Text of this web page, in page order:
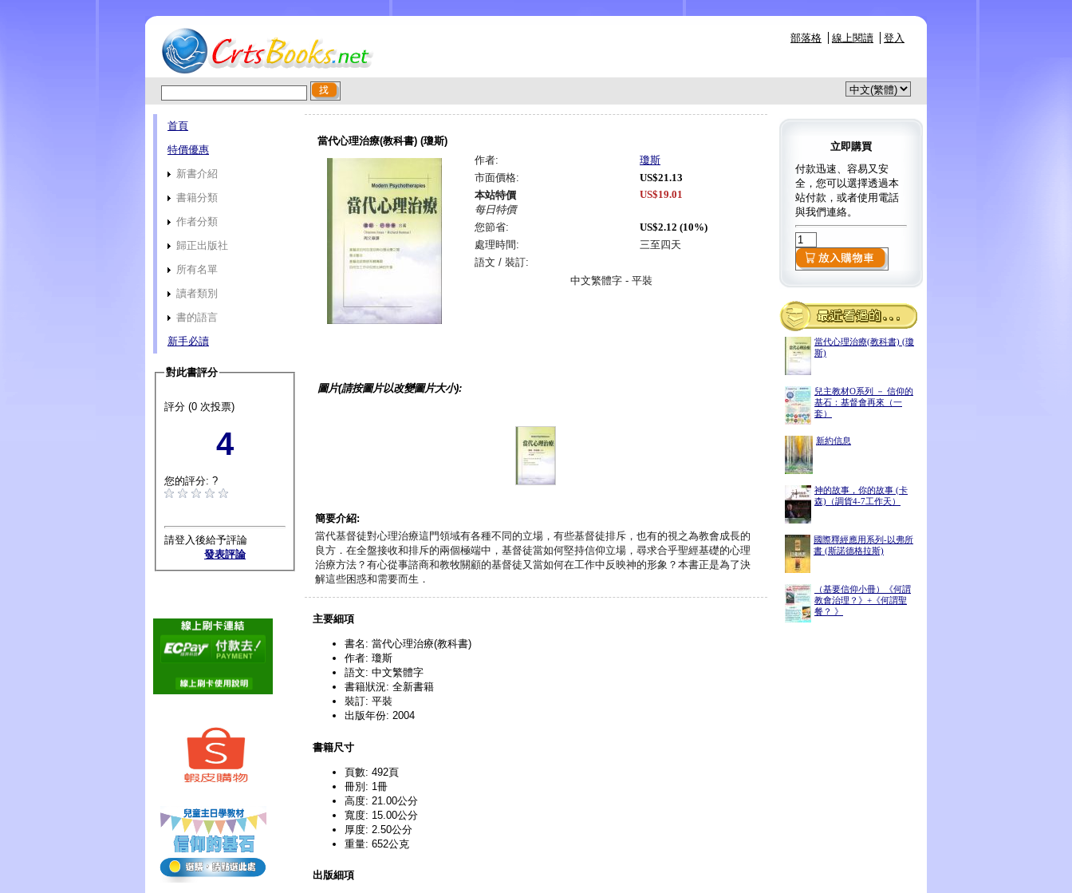
部落格 線上閱讀 登入
首頁
特價優惠
新書介紹
書籍分類
作者分類
歸正出版社
所有名單
讀者類別
書的語言
新手必讀
對此書評分
評分 (0 次投票)
4
您的評分: ?
請登入後給予評論
發表評論
立即購買
付款迅速、容易又安
全，您可以選擇透過本
站付款，或者使用電話
與我們連絡。
當代心理治療(教科書) (瓊
斯)
兒主教材O系列 － 信仰的
基石：基督會再來（一
套）
新約信息
神的故事，你的故事 (卡
森)（調貨4-7工作天）
國際釋經應用系列-以弗所
書 (斯諾德格拉斯)
（基要信仰小冊）《何謂
教會治理？》+《何謂聖
餐？ 》
當代心理治療(教科書) (瓊斯)
作者:
瓊斯
市面價格:
US$21.13
本站特價
每日特價
US$19.01
您節省:
US$2.12 (10%)
處理時間:
三至四天
語文 / 裝訂:
中文繁體字 - 平裝
圖片(請按圖片以改變圖片大小):
簡要介紹:
當代基督徒對心理治療這門領域有各種不同的立場，有些基督徒排斥，也有的視之為教會成長的
良方．在全盤接收和排斥的兩個極端中，基督徒當如何堅持信仰立場，尋求合乎聖經基礎的心理
治療方法？有心從事諮商和教牧關顧的基督徒又當如何在工作中反映神的形象？本書正是為了決
解這些困惑和需要而生．
主要細項
書名: 當代心理治療(教科書)
作者: 瓊斯
語文: 中文繁體字
書籍狀況: 全新書籍
裝訂: 平裝
出版年份: 2004
書籍尺寸
頁數: 492頁
冊別: 1冊
高度: 21.00公分
寬度: 15.00公分
厚度: 2.50公分
重量: 652公克
出版細項